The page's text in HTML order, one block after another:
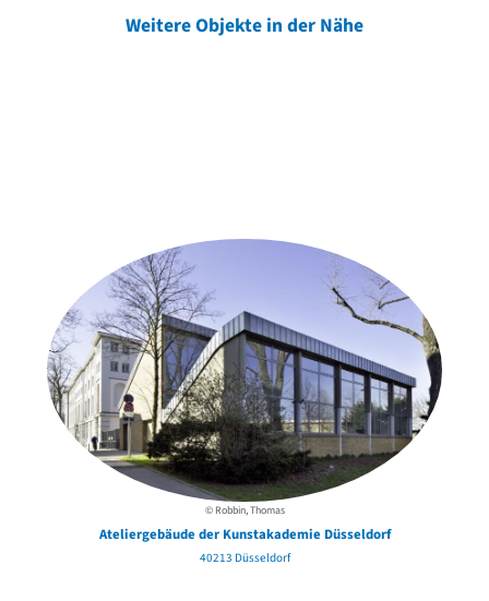
Weitere Objekte in der Nähe
© Robbin, Thomas
Ateliergebäude der Kunstakademie Düsseldorf
40213 Düsseldorf